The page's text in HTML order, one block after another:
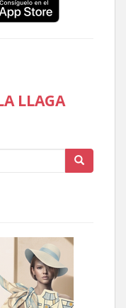
LLAGA